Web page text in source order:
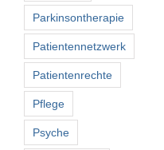
Parkinsontherapie
Patientennetzwerk
Patientenrechte
Pflege
Psyche